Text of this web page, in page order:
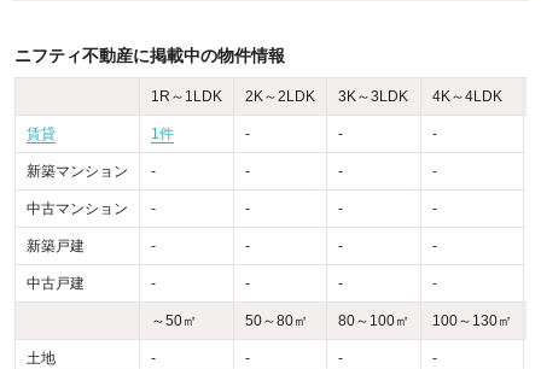
ニフティ不動産に掲載中の物件情報
1R～1LDK 2K～2LDK 3K～3LDK 4K～4LDK
賃貸 1件 - - -
新築マンション - - - -
中古マンション - - - -
新築戸建 - - - -
中古戸建 - - - -
～50㎡ 50～80㎡ 80～100㎡ 100～130㎡
土地 - - - -